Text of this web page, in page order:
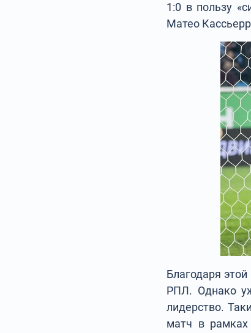
1:0 в пользу
Матео
Благодаря
РПЛ. Однако
лидерство.
матч в рамках